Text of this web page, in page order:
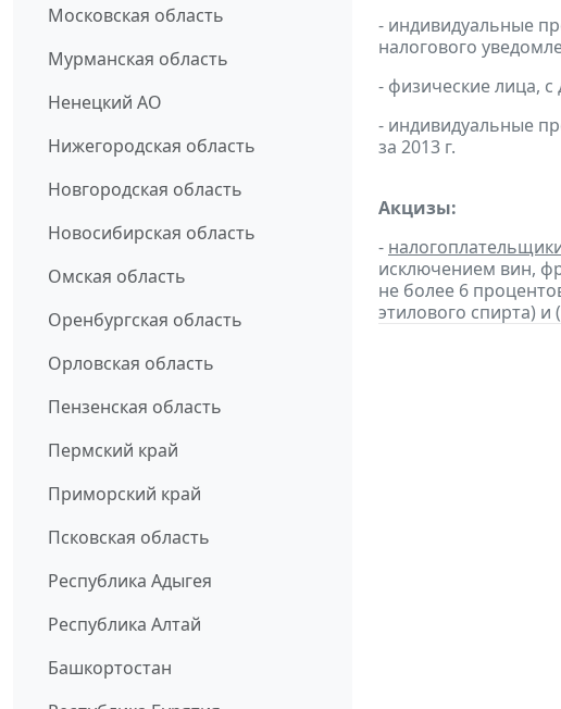
Московская область
Мурманская область
Ненецкий АО
Нижегородская область
Новгородская область
Новосибирская область
Омская область
Оренбургская область
Орловская область
Пензенская область
Пермский край
Приморский край
Псковская область
Республика Адыгея
Республика Алтай
Башкортостан
- индивидуальные
налогового
- физические лица,
- индивидуальные
за 2013 г.
Акцизы:
-
исключением вин,
не более 6
этилового спирта)